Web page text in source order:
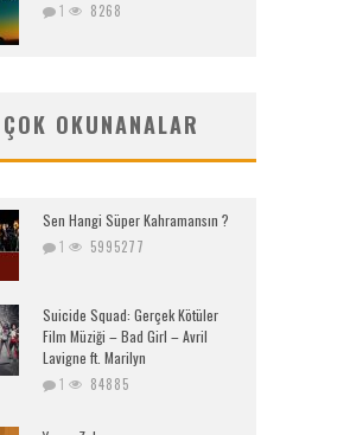
1 8268
OKUNANALAR
Sen Hangi Süper Kahramansın ?
1 5995277
Suicide Squad: Gerçek Kötüler
Film Müziği – Bad Girl – Avril
Lavigne ft. Marilyn
1 84885